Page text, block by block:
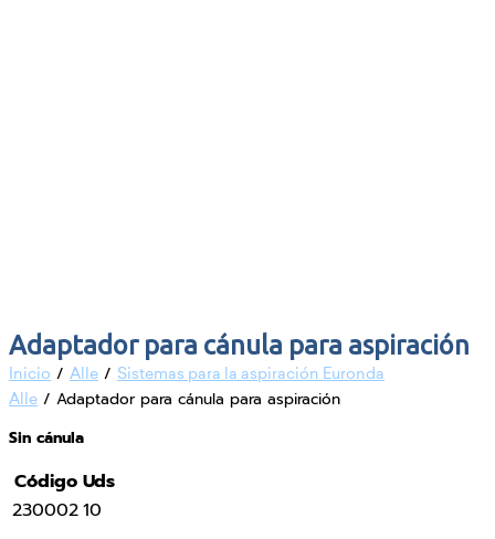
Adaptador para cánula para aspiración
Inicio / Alle / Sistemas para la aspiración Euronda
Alle / Adaptador para cánula para aspiración
Sin cánula
Código Uds
23000210